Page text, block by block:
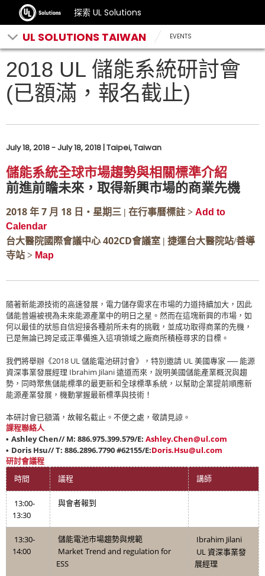
探索 UL Solutions
UL SOLUTIONS TAIWAN EVENTS
2018 UL 儲能系統研討會
(已額滿，報名截止)
July 18, 2018 - July 18, 2018 | Taipei, Taiwan
儲能系統全球市場趨勢與相關標準介紹
前進前瞻未來，取得新興市場的商業先機
2018 年 7 月 18 日‧星期三 | 在行事曆標註 > Add to
Calendar
台大醫院國際會議中心 402CD會議室 | 捷運台大醫院站/善導
寺站 > Map
隨著新能源技術的高速發展，電力儲存需求在市場的力道持續加大，因此
儲能普遍被視為未來能源產業中的明日之星。然而在這塊新興的市場，如
何以最佳的狀態自信迎接各種前所未有的挑戰，並成功取得商業的先機，
已是無論已跨足或正準備進入這項領域之廠商所積極尋求的目標。
我們將舉辦《2018 UL儲能電池研討會》，特別邀請 UL美國專家 ── 能源
資深事業發展經理 Ibrahim Jilani遠道而來，說明美國儲能產業概況與趨
勢，同時聚焦儲能標準的最更新和全球標準系統，以幫助企業提前順應新
能源產業發展，機動掌握最新標準與技術！
本研討會已額滿，故報名截止。不便之處，敬請見諒。
課程聯絡人
• Ashley Chen// M: 886.975.399.579/E: Ashley.Chen@ul.com
• Doris Hsu// T: 886.2896.7790 #62155/E:Doris.Hsu@ul.com
研討會議程
時間
議程 講師
13:00-
13:30
與會者報到
13:30-
14:00
儲能電池市場趨勢與規範
Market Trend and regulation for
ESS
Ibrahim Jilani
UL 資深事業發
展經理